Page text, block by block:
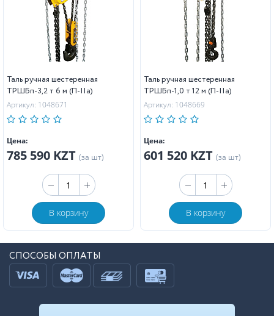
Таль ручная шестеренная
ТРШБп-3,2 т 6 м (П-IIa)
Артикул: 1048671
Цена:
785 590 KZT (за шт)
В корзину
Таль ручная шестеренная
ТРШБп-1,0 т 12 м (П-IIa)
Артикул: 1048669
Цена:
601 520 KZT (за шт)
В корзину
СПОСОБЫ ОПЛАТЫ